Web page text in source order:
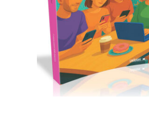
CartaceoeBook in ePub
11,99€ 24,00€
Scegli